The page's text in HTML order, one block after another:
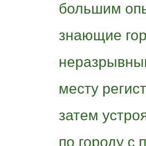
большим
знающие
месту
затем
по городу с